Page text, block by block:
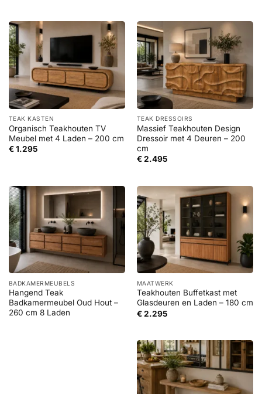
TEAK KASTEN
Organisch Teakhouten TV
Meubel met 4 Laden – 200 cm
€1.295
TEAK DRESSOIRS
Massief Teakhouten Design
Dressoir met 4 Deuren – 200
cm
€2.495
BADKAMERMEUBELS
Hangend Teak
Badkamermeubel Oud Hout –
260 cm 8 Laden
MAATWERK
Teakhouten Buffetkast met
Glasdeuren en Laden – 180 cm
€2.295